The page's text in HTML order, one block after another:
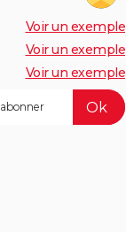
Voir un exemple
Voir un exemple
Voir un exemple